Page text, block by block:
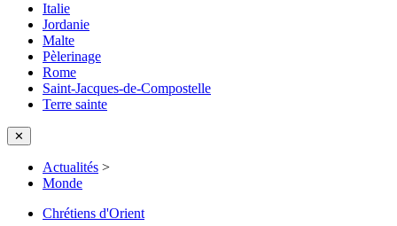
Italie
Jordanie
Malte
Pèlerinage
Rome
Saint-Jacques-de-Compostelle
Terre sainte
✕
Actualités >
Monde
Chrétiens d'Orient